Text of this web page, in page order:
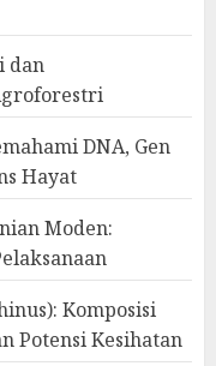
dan
DNA, Gen
Hayat
Moden:
Komposisi
Potensi Kesihatan